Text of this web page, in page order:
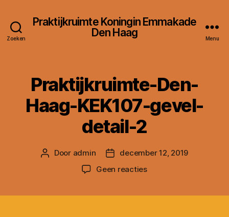
Zoeken
Praktijkruimte Koningin Emmakade
Den Haag
Menu
Praktijkruimte-Den-
Haag-KEK107-gevel-
detail-2
Berichtauteur
Door admin Berichtdatum
december 12, 2019
Geen reactiesop